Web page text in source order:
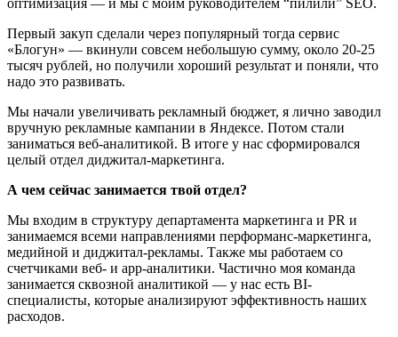
Первый закуп сделали через популярный тогда сервис
«Блогун» — вкинули совсем небольшую сумму, около 20-25
тысяч рублей, но получили хороший результат и поняли, что
надо это развивать.
Мы начали увеличивать рекламный бюджет, я лично заводил
вручную рекламные кампании в Яндексе. Потом стали
заниматься веб-аналитикой. В итоге у нас сформировался
целый отдел диджитал-маркетинга.
А чем сейчас занимается твой отдел?
Мы входим в структуру департамента маркетинга и PR и
занимаемся всеми направлениями перформанс-маркетинга,
медийной и диджитал-рекламы. Также мы работаем со
счетчиками веб- и app-аналитики. Частично моя команда
занимается сквозной аналитикой — у нас есть BI-
специалисты, которые анализируют эффективность наших
расходов.